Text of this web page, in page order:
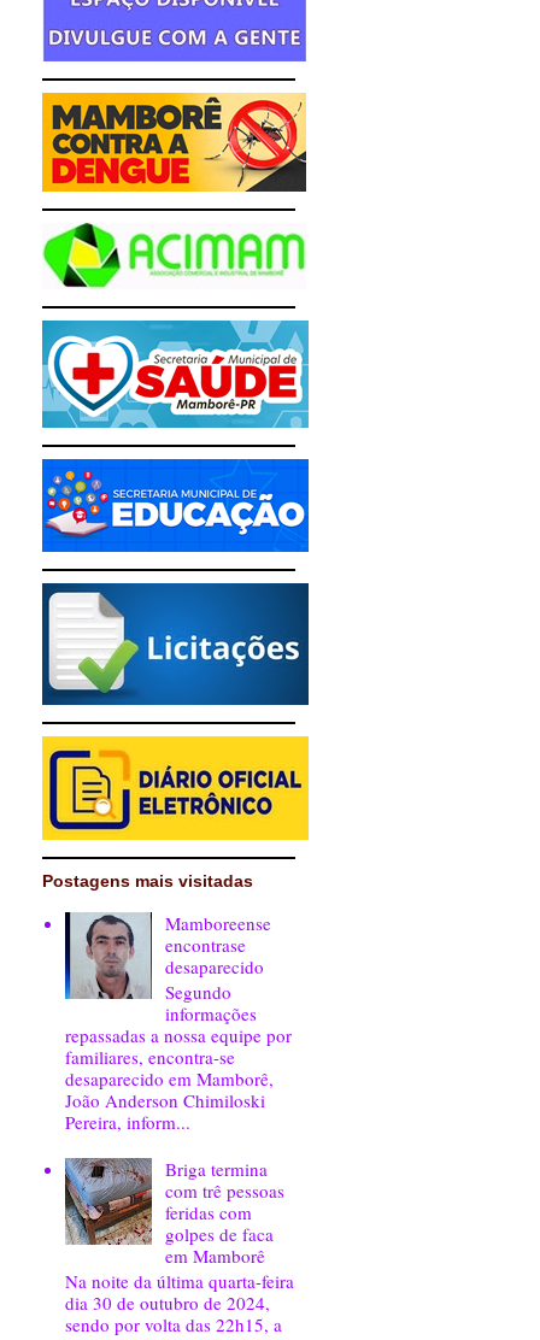
Postagens mais visitadas
Mamboreense
encontrase
desaparecido
Segundo
informações
repassadas a nossa equipe por
familiares, encontra-se
desaparecido em Mamborê,
João Anderson Chimiloski
Pereira, inform...
Briga termina
com trê pessoas
feridas com
golpes de faca
em Mamborê
Na noite da última quarta-feira
dia 30 de outubro de 2024,
sendo por volta das 22h15, a